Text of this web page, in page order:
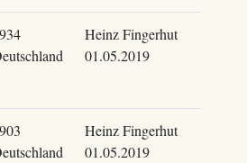
Heinz Fingerhut
01.05.2019
Heinz Fingerhut
01.05.2019